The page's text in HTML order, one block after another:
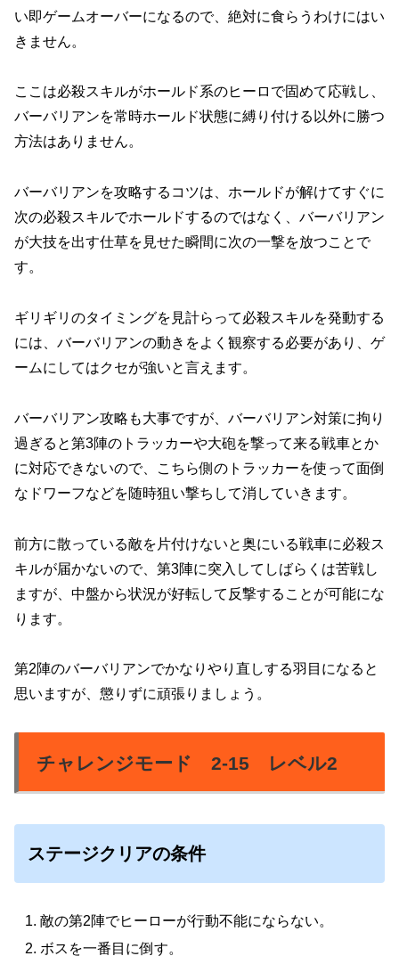
い即ゲームオーバーになるので、絶対に食らうわけにはい
きません。
ここは必殺スキルがホールド系のヒーロで固めて応戦し、
バーバリアンを常時ホールド状態に縛り付ける以外に勝つ
方法はありません。
バーバリアンを攻略するコツは、ホールドが解けてすぐに
次の必殺スキルでホールドするのではなく、バーバリアン
が大技を出す仕草を見せた瞬間に次の一撃を放つことで
す。
ギリギリのタイミングを見計らって必殺スキルを発動する
には、バーバリアンの動きをよく観察する必要があり、ゲ
ームにしてはクセが強いと言えます。
バーバリアン攻略も大事ですが、バーバリアン対策に拘り
過ぎると第3陣のトラッカーや大砲を撃って来る戦車とか
に対応できないので、こちら側のトラッカーを使って面倒
なドワーフなどを随時狙い撃ちして消していきます。
前方に散っている敵を片付けないと奥にいる戦車に必殺ス
キルが届かないので、第3陣に突入してしばらくは苦戦し
ますが、中盤から状況が好転して反撃することが可能にな
ります。
第2陣のバーバリアンでかなりやり直しする羽目になると
思いますが、懲りずに頑張りましょう。
チャレンジモード 2-15 レベル2
ステージクリアの条件
敵の第2陣でヒーローが行動不能にならない。
ボスを一番目に倒す。